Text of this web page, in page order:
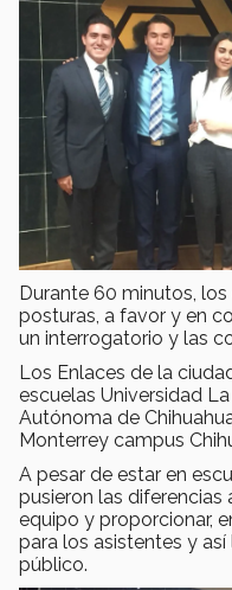
Durante 60 minutos,
posturas, a favor y en
un interrogatorio y las
Los Enlaces de la
escuelas Universidad
Autónoma de
Monterrey campus
A pesar de estar en
pusieron las diferencias
equipo y proporcionar,
para los asistentes y
público.